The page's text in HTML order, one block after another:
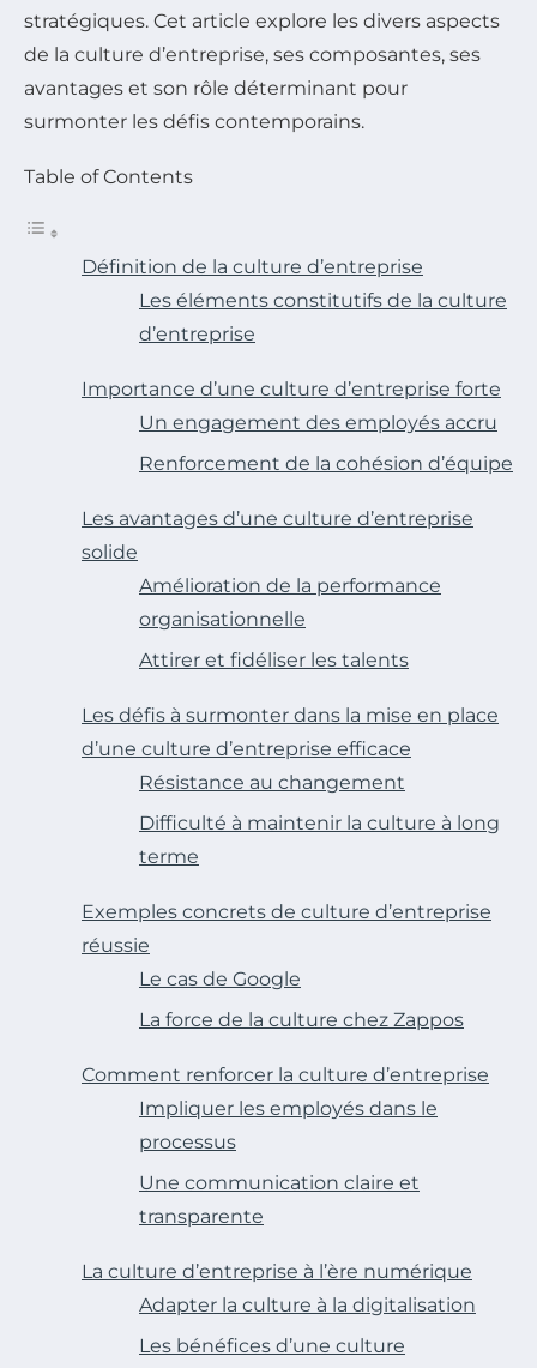
stratégiques. Cet article explore les divers aspects
de la culture d’entreprise, ses composantes, ses
avantages et son rôle déterminant pour
surmonter les défis contemporains.
Table of Contents
Définition de la culture d’entreprise
Les éléments constitutifs de la culture
d’entreprise
Importance d’une culture d’entreprise forte
Un engagement des employés accru
Renforcement de la cohésion d’équipe
Les avantages d’une culture d’entreprise
solide
Amélioration de la performance
organisationnelle
Attirer et fidéliser les talents
Les défis à surmonter dans la mise en place
d’une culture d’entreprise efficace
Résistance au changement
Difficulté à maintenir la culture à long
terme
Exemples concrets de culture d’entreprise
réussie
Le cas de Google
La force de la culture chez Zappos
Comment renforcer la culture d’entreprise
Impliquer les employés dans le
processus
Une communication claire et
transparente
La culture d’entreprise à l’ère numérique
Adapter la culture à la digitalisation
Les bénéfices d’une culture